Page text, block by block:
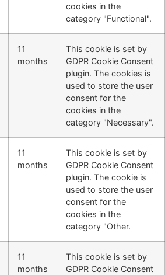
cookies in the
category "Functional".
11
months
This cookie is set by
GDPR Cookie Consent
plugin. The cookies is
used to store the user
consent for the
cookies in the
category "Necessary".
11
months
This cookie is set by
GDPR Cookie Consent
plugin. The cookie is
used to store the user
consent for the
cookies in the
category "Other.
11
months
This cookie is set by
GDPR Cookie Consent